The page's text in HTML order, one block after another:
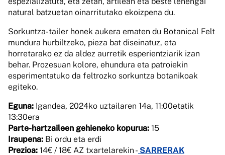
natural batzuetan oinarritutako ekoizpena du.
Sorkuntza-tailer honek aukera ematen du Botanical Felt
mundura hurbiltzeko, pieza bat diseinatuz, eta
horretarako ez da aldez aurretik esperientziarik izan
behar. Prozesuan kolore, ehundura eta patroiekin
esperimentatuko da feltrozko sorkuntza botanikoak
egiteko.
Eguna: Igandea, 2024ko uztailaren 14a, 11:00etatik
13:30era
Parte-hartzaileen gehieneko kopurua: 15
Iraupena: Bi ordu eta erdi
Prezioa: 14€ / 18€ AZ txartelarekin - SARRERAK